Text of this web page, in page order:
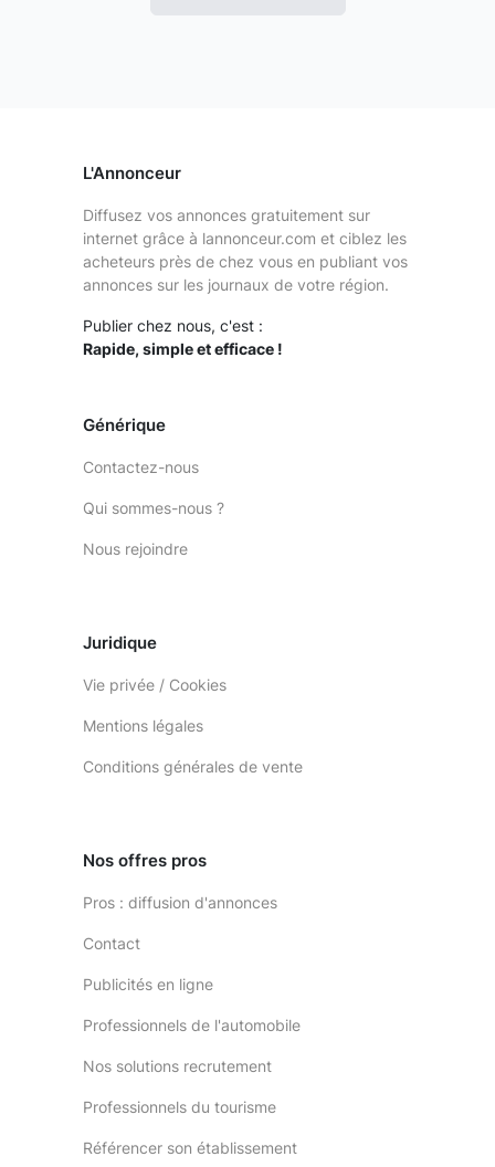
L'Annonceur
Diffusez vos annonces gratuitement sur
internet grâce à lannonceur.com et ciblez les
acheteurs près de chez vous en publiant vos
annonces sur les journaux de votre région.
Publier chez nous, c'est :
Rapide, simple et efficace !
Générique
Contactez-nous
Qui sommes-nous ?
Nous rejoindre
Juridique
Vie privée / Cookies
Mentions légales
Conditions générales de vente
Nos offres pros
Pros : diffusion d'annonces
Contact
Publicités en ligne
Professionnels de l'automobile
Nos solutions recrutement
Professionnels du tourisme
Référencer son établissement